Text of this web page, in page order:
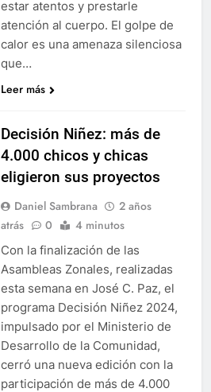
estar atentos y prestarle
atención al cuerpo. El golpe de
calor es una amenaza silenciosa
que…
Leer más
Decisión Niñez: más de
4.000 chicos y chicas
eligieron sus proyectos
Daniel Sambrana
2 años
atrás
0 4 minutos
Con la finalización de las
Asambleas Zonales, realizadas
esta semana en José C. Paz, el
programa Decisión Niñez 2024,
impulsado por el Ministerio de
Desarrollo de la Comunidad,
cerró una nueva edición con la
participación de más de 4.000